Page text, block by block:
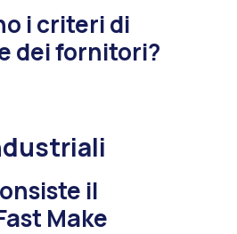
i criteri di
dei fornitori?
il
Make